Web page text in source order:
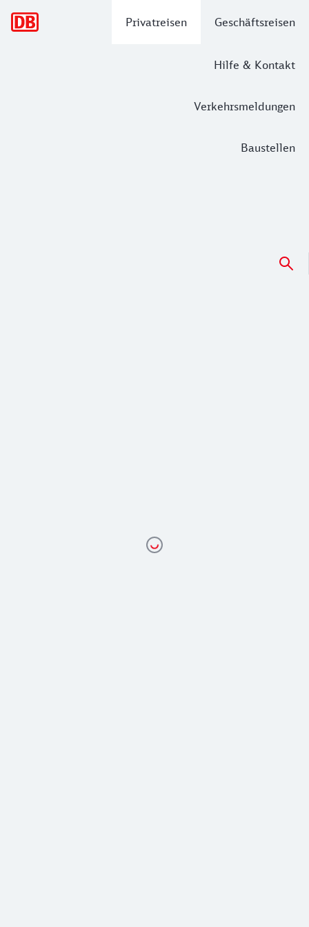
Privatreisen Geschäftsreisen
Hilfe & Kontakt
Verkehrsmeldungen
Baustellen